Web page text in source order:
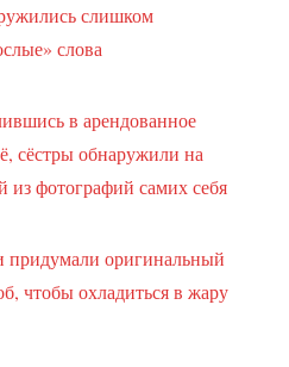
слишком
слова
в арендованное
сёстры обнаружили на
из фотографий самих себя
оригинальный
чтобы охладиться в жару